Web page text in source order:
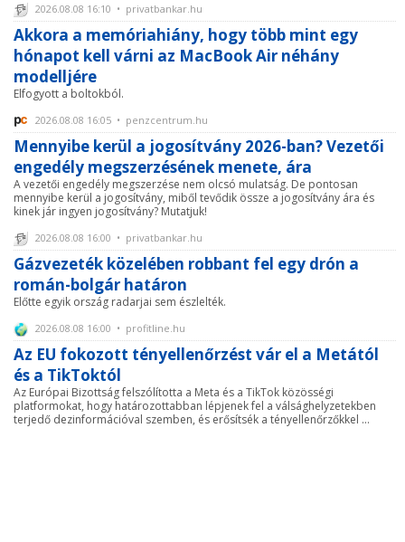
2026.08.08 16:10 • privatbankar.hu
Akkora a memóriahiány, hogy több mint egy
hónapot kell várni az MacBook Air néhány
modelljére
Elfogyott a boltokból.
2026.08.08 16:05 • penzcentrum.hu
Mennyibe kerül a jogosítvány 2026-ban? Vezetői
engedély megszerzésének menete, ára
A vezetői engedély megszerzése nem olcsó mulatság. De pontosan
mennyibe kerül a jogosítvány, miből tevődik össze a jogosítvány ára és
kinek jár ingyen jogosítvány? Mutatjuk!
2026.08.08 16:00 • privatbankar.hu
Gázvezeték közelében robbant fel egy drón a
román-bolgár határon
Előtte egyik ország radarjai sem észlelték.
2026.08.08 16:00 • profitline.hu
Az EU fokozott tényellenőrzést vár el a Metától
és a TikToktól
Az Európai Bizottság felszólította a Meta és a TikTok közösségi
platformokat, hogy határozottabban lépjenek fel a válsághelyzetekben
terjedő dezinformációval szemben, és erősítsék a tényellenőrzőkkel ...